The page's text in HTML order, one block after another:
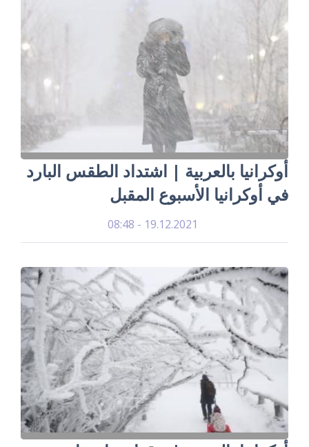
أوكرانيا بالعربية | اشتداد الطقس البارد
في أوكرانيا الأسبوع المقبل
19.12.2021 - 08:48